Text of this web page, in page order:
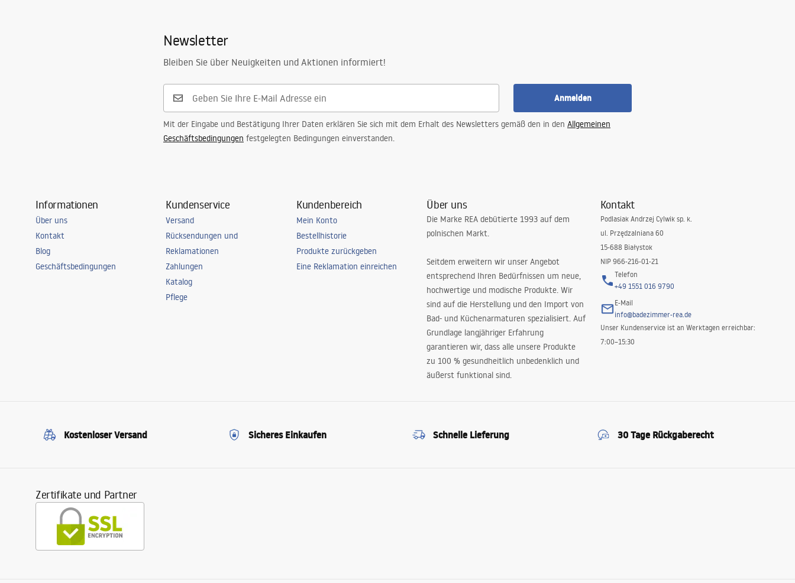
Newsletter
Bleiben Sie über Neuigkeiten und Aktionen informiert!
Anmelden
Mit der Eingabe und Bestätigung Ihrer Daten erklären Sie sich mit dem Erhalt des Newsletters gemäß den in den Allgemeinen
Geschäftsbedingungen festgelegten Bedingungen einverstanden.
Informationen
Über uns
Kontakt
Blog
Geschäftsbedingungen
Kundenservice
Versand
Rücksendungen und
Reklamationen
Zahlungen
Katalog
Pflege
Kundenbereich
Mein Konto
Bestellhistorie
Produkte zurückgeben
Eine Reklamation einreichen
Über uns
Die Marke REA debütierte 1993 auf dem
polnischen Markt.
Seitdem erweitern wir unser Angebot
entsprechend Ihren Bedürfnissen um neue,
hochwertige und modische Produkte. Wir
sind auf die Herstellung und den Import von
Bad- und Küchenarmaturen spezialisiert. Auf
Grundlage langjähriger Erfahrung
garantieren wir, dass alle unsere Produkte
zu 100 % gesundheitlich unbedenklich und
äußerst funktional sind.
Kontakt
Podlasiak Andrzej Cylwik sp. k.
ul. Przędzalniana 60
15-688 Białystok
NIP 966-216-01-21
Telefon
+49 1551 016 9790
E-Mail
info@badezimmer-rea.de
Unser Kundenservice ist an Werktagen erreichbar:
7:00–15:30
Kostenloser Versand Sicheres Einkaufen Schnelle Lieferung 30 Tage Rückgaberecht
Zertifikate und Partner